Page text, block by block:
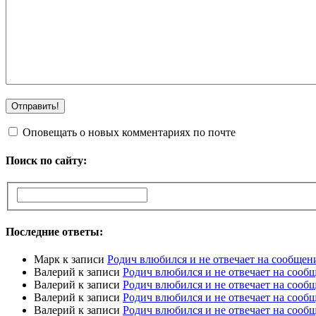
Оповещать о новых комментариях по почте
Поиск по сайту:
Последние ответы:
Марк к записи Родич влюбился и не отвечает на
Валерий к записи Родич влюбился и не отвечает на
Валерий к записи Родич влюбился и не отвечает на
Валерий к записи Родич влюбился и не отвечает на
Валерий к записи Родич влюбился и не отвечает на